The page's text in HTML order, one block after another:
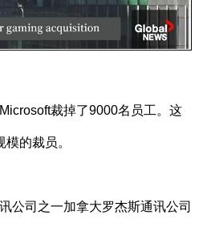
裁掉了9000名员工。这
的裁员。
公司之一加拿大罗杰斯通讯公司